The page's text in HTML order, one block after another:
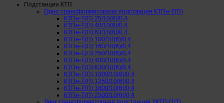
Подстанции КТП
Одно трансформаторная подстанция КТПн-Т(П)
КТПн-Т(П) 25/10(6)/0,4
КТПн-Т(П) 40/10(6)/0,4
КТПн-Т(П) 63/10(6)/0,4
КТПн-Т(П) 100/10(6)/0,4
КТПн-Т(П) 160/10(6)/0,4
КТПн-Т(П) 250/10(6)/0,4
КТПн-Т(П) 400/10(6)/0,4
КТПн-Т(П) 630/10(6)/0,4
КТПн-Т(П) 1000/10(6)/0,4
КТПн-Т(П) 1250/10(6)/0,4
КТПн-Т(П) 1600/10(6)/0,4
КТПн-Т(П) 2500/10(6)/0,4